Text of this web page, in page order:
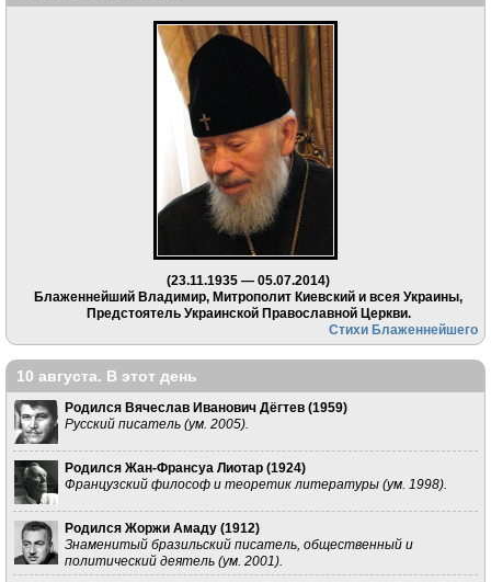
(23.11.1935 — 05.07.2014)
Блаженнейший Владимир, Митрополит Киевский и всея Украины,
Предстоятель Украинской Православной Церкви.
Стихи Блаженнейшего
10 августа. В этот день
Родился Вячеслав Иванович Дёгтев (1959)
Русский писатель (ум. 2005).
Родился Жан-Франсуа Лиотар (1924)
Французский философ и теоретик литературы (ум. 1998).
Родился Жоржи Амаду (1912)
Знаменитый бразильский писатель, общественный и
политический деятель (ум. 2001).